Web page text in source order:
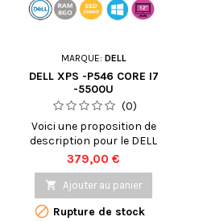
MARQUE: DELL
DELL XPS -P546 CORE I7
-5500U
TACTILE/8GO/256GO/12,5”
(0)
Voici une proposition de
description pour le DELL
XPS -P546 Core i7 -5500U
TACTILE/8GO/256Go/12,5” à
mettre sur Amazon : Le DELL
XPS -P546 est un ordinateur
portable haut de gamme qui
Prix
379,00 €
 Ajouter au panier
 Rupture de stock